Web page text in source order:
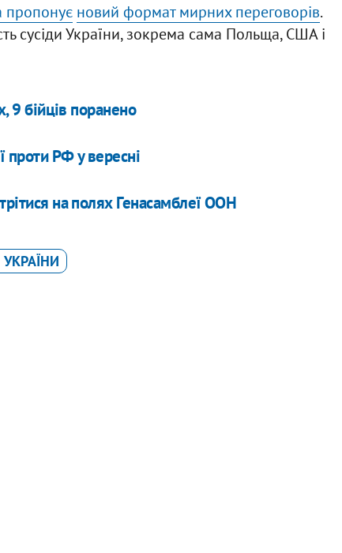
пропонує новий формат мирних переговорів.
сусіди України, зокрема сама Польща, США і
9 бійців поранено
проти РФ у вересні
на полях Генасамблеї ООН
УКРАЇНИ